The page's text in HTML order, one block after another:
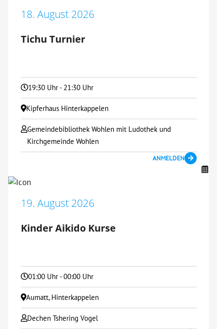
18. August 2026
Tichu Turnier
19:30 Uhr - 21:30 Uhr
Kipferhaus Hinterkappelen
Gemeindebibliothek Wohlen mit Ludothek und
Kirchgemeinde Wohlen
ANMELDEN
19. August 2026
Kinder Aikido Kurse
01:00 Uhr - 00:00 Uhr
Aumatt, Hinterkappelen
Dechen Tshering Vogel